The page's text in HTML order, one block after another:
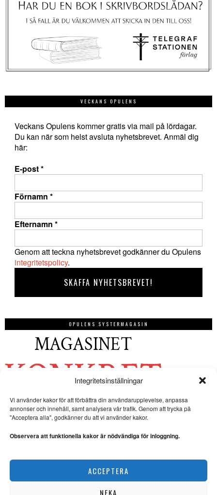
Integritetsinställningar
Vi använder kakor för att förbättra din användarupplevelse, anpassa
annonser och innehåll, samt analysera vår trafik. Genom att trycka på
"Acceptera alla", godkänner du att vi använder kakor.
Observera att funktionella kakor är nödvändiga för inloggning.
ACCEPTERA
NEKA
VECKANS OPULENS
Veckans Opulens kommer gratis via mail på lördagar.
Du kan när som helst avsluta nyhetsbrevet. Anmäl dig
här:
E-post*
Förnamn *
Efternamn *
Genom att teckna nyhetsbrevet godkänner du Opulens
integritetspolicy.
OPULENS SYSTERMAGASIN